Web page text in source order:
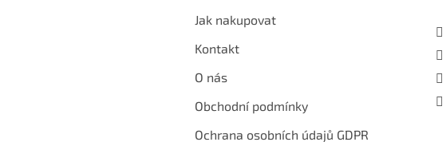
Jak nakupovat
Kontakt
O nás
Obchodní podmínky
Ochrana osobních údajů GDPR